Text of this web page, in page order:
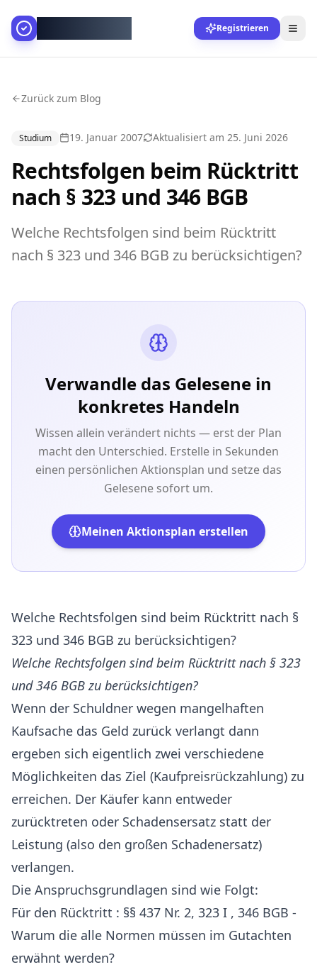
Registrieren
Zurück zum Blog
Studium 19. Januar 2007 Aktualisiert am 25. Juni 2026
Rechtsfolgen beim Rücktritt
nach § 323 und 346 BGB
Welche Rechtsfolgen sind beim Rücktritt
nach § 323 und 346 BGB zu berücksichtigen?
Verwandle das Gelesene in
konkretes Handeln
Wissen allein verändert nichts — erst der Plan
macht den Unterschied. Erstelle in Sekunden
einen persönlichen Aktionsplan und setze das
Gelesene sofort um.
Meinen Aktionsplan erstellen
Welche Rechtsfolgen sind beim Rücktritt nach §
323 und 346 BGB zu berücksichtigen?
Welche Rechtsfolgen sind beim Rücktritt nach § 323
und 346 BGB zu berücksichtigen?
Wenn der Schuldner wegen mangelhaften
Kaufsache das Geld zurück verlangt dann
ergeben sich eigentlich zwei verschiedene
Möglichkeiten das Ziel (Kaufpreisrückzahlung) zu
erreichen. Der Käufer kann entweder
zurücktreten oder Schadensersatz statt der
Leistung (also den großen Schadenersatz)
verlangen.
Die Anspruchsgrundlagen sind wie Folgt:
Für den Rücktritt : §§ 437 Nr. 2, 323 I , 346 BGB -
Warum die alle Normen müssen im Gutachten
erwähnt werden?